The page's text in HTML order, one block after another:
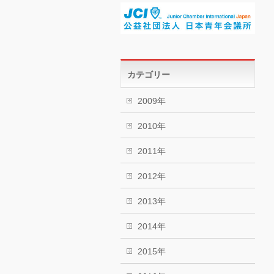
カテゴリー
2009年
2010年
2011年
2012年
2013年
2014年
2015年